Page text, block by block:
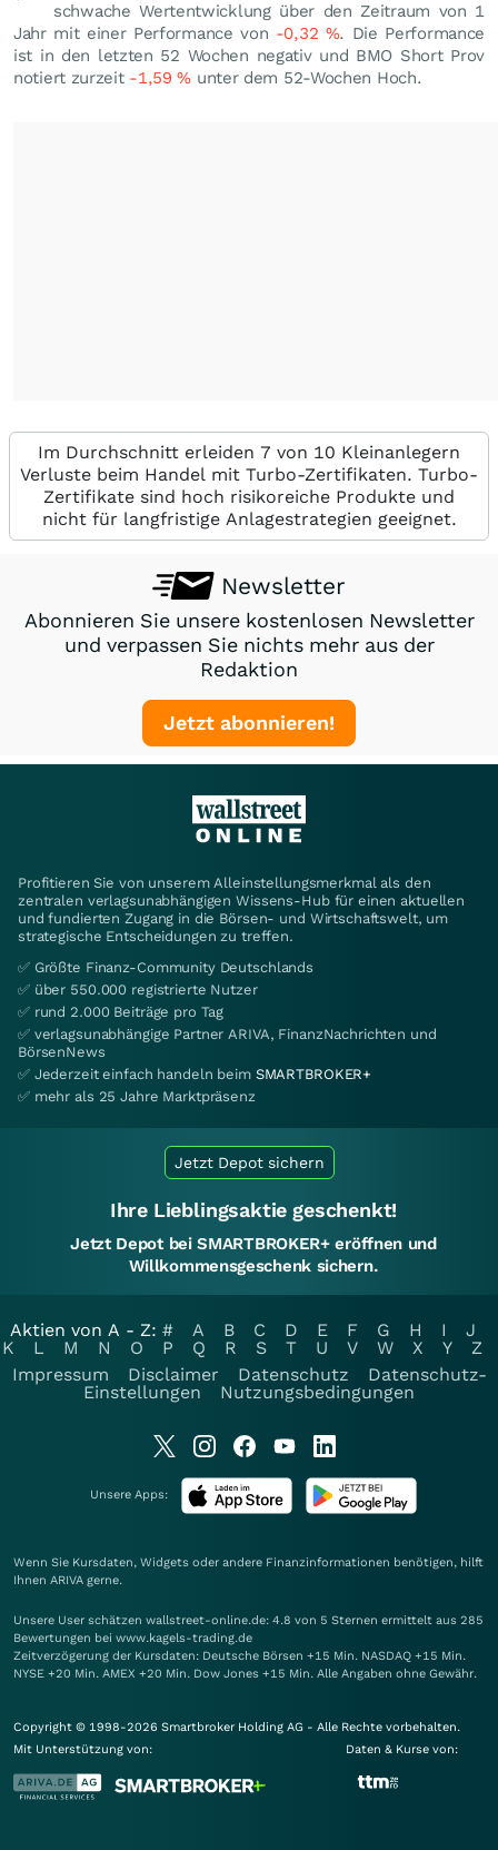
schwache Wertentwicklung über den Zeitraum von 1
Jahr mit einer Performance von -0,32 %. Die Performance
ist in den letzten 52 Wochen negativ und BMO Short Prov
notiert zurzeit -1,59% unter dem 52-Wochen Hoch.
Im Durchschnitt erleiden 7 von 10 Kleinanlegern
Verluste beim Handel mit Turbo-Zertifikaten. Turbo-
Zertifikate sind hoch risikoreiche Produkte und
nicht für langfristige Anlagestrategien geeignet.
Newsletter
Abonnieren Sie unsere kostenlosen Newsletter
und verpassen Sie nichts mehr aus der
Redaktion
Jetzt abonnieren!
Profitieren Sie von unserem Alleinstellungsmerkmal als den
zentralen verlagsunabhängigen Wissens-Hub für einen aktuellen
und fundierten Zugang in die Börsen- und Wirtschaftswelt, um
strategische Entscheidungen zu treffen.
✅ Größte Finanz-Community Deutschlands
✅ über 550.000 registrierte Nutzer
✅ rund 2.000 Beiträge pro Tag
✅ verlagsunabhängige Partner ARIVA, FinanzNachrichten und
BörsenNews
✅ Jederzeit einfach handeln beim SMARTBROKER+
✅ mehr als 25 Jahre Marktpräsenz
Jetzt Depot sichern
Ihre Lieblingsaktie geschenkt!
Jetzt Depot bei SMARTBROKER+ eröffnen und
Willkommensgeschenk sichern.
Aktien von A - Z: # A B C D E F G H I
J
K
L M N O P Q R S T U V W X Y
Z
Impressum
Disclaimer Datenschutz
Datenschutz-
Einstellungen
Nutzungsbedingungen
Unsere Apps:
Wenn Sie Kursdaten, Widgets oder andere Finanzinformationen benötigen, hilft
Ihnen ARIVA gerne.
Unsere User schätzen wallstreet-online.de: 4.8 von 5 Sternen ermittelt aus 285
Bewertungen bei www.kagels-trading.de
Zeitverzögerung der Kursdaten: Deutsche Börsen +15 Min. NASDAQ +15 Min.
NYSE +20 Min. AMEX +20 Min. Dow Jones +15 Min. Alle Angaben ohne Gewähr.
Copyright © 1998-2026 Smartbroker Holding AG - Alle Rechte vorbehalten.
Mit Unterstützung von:
Daten & Kurse von: